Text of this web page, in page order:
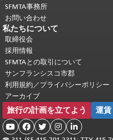
SFMTA事務所
お問い合わせ
私たちについて
取締役会
採用情報
SFMTAとの取引について
サンフランシスコ市郡
利用規約／プライバシーポリシー
アーカイブ
旅行の計画を立てよう 運賃
    